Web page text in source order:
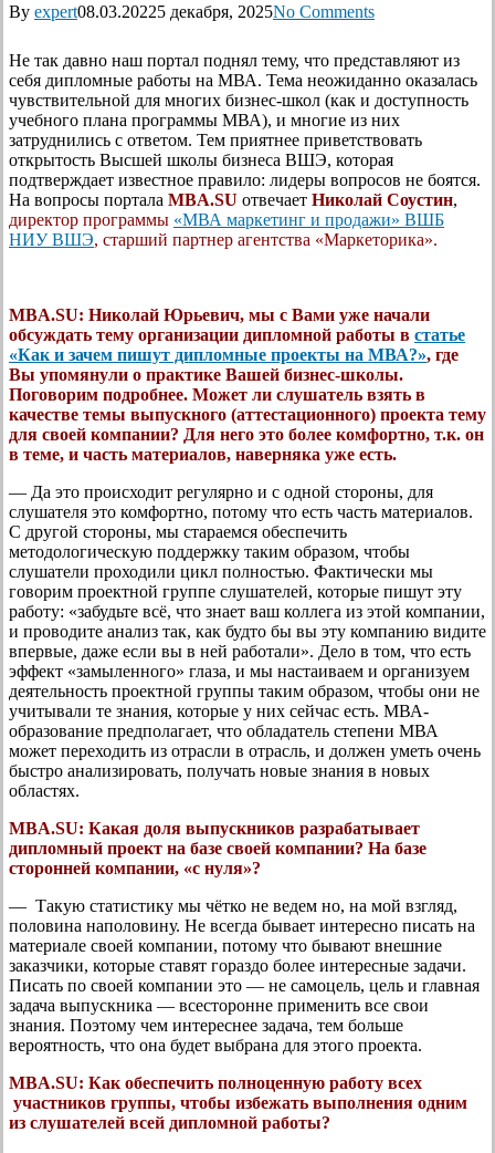
By expert08.03.20225 декабря, 2025No Comments
Не так давно наш портал поднял тему, что представляют из
себя дипломные работы на МВА. Тема неожиданно оказалась
чувствительной для многих бизнес-школ (как и доступность
учебного плана программы МВА), и многие из них
затруднились с ответом. Тем приятнее приветствовать
открытость Высшей школы бизнеса ВШЭ, которая
подтверждает известное правило: лидеры вопросов не боятся.
На вопросы портала MBA.SU отвечает Николай Соустин,
директор программы «МВА маркетинг и продажи» ВШБ
НИУ ВШЭ, старший партнер агентства «Маркеторика».
MBA.SU: Николай Юрьевич, мы с Вами уже начали
обсуждать тему организации дипломной работы в статье
«Как и зачем пишут дипломные проекты на МВА?», где
Вы упомянули о практике Вашей бизнес-школы.
Поговорим подробнее. Может ли слушатель взять в
качестве темы выпускного (аттестационного) проекта тему
для своей компании? Для него это более комфортно, т.к. он
в теме, и часть материалов, наверняка уже есть.
— Да это происходит регулярно и с одной стороны, для
слушателя это комфортно, потому что есть часть материалов.
С другой стороны, мы стараемся обеспечить
методологическую поддержку таким образом, чтобы
слушатели проходили цикл полностью. Фактически мы
говорим проектной группе слушателей, которые пишут эту
работу: «забудьте всё, что знает ваш коллега из этой компании,
и проводите анализ так, как будто бы вы эту компанию видите
впервые, даже если вы в ней работали». Дело в том, что есть
эффект «замыленного» глаза, и мы настаиваем и организуем
деятельность проектной группы таким образом, чтобы они не
учитывали те знания, которые у них сейчас есть. МВА-
образование предполагает, что обладатель степени МВА
может переходить из отрасли в отрасль, и должен уметь очень
быстро анализировать, получать новые знания в новых
областях.
MBA.SU: Какая доля выпускников разрабатывает
дипломный проект на базе своей компании? На базе
сторонней компании, «с нуля»?
— Такую статистику мы чётко не ведем но, на мой взгляд,
половина наполовину. Не всегда бывает интересно писать на
материале своей компании, потому что бывают внешние
заказчики, которые ставят гораздо более интересные задачи.
Писать по своей компании это — не самоцель, цель и главная
задача выпускника — всесторонне применить все свои
знания. Поэтому чем интереснее задача, тем больше
вероятность, что она будет выбрана для этого проекта.
MBA.SU: Как обеспечить полноценную работу всех
участников группы, чтобы избежать выполнения одним
из слушателей всей дипломной работы?